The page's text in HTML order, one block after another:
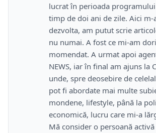
lucrat în perioada
timp de doi ani de zile. Aici
dezvolta, am putut scrie
nu numai. A fost ce mi-am
momendat. A urmat apoi
NEWS, iar în final am ajuns la
unde, spre deosebire de
pot fi abordate mai multe
mondene, lifestyle, până la
economică, lucru care mi-a
Mă consider o persoană